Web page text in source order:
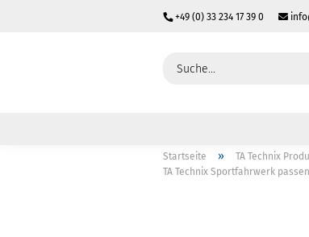
+49 (0) 33 234 17 39 0
Startseite » TA Technix
TA Technix Sportfahrwerk